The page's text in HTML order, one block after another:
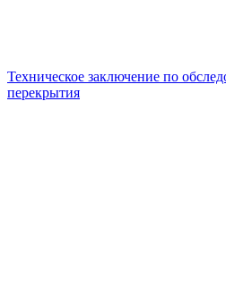
Техническое заключение по
перекрытия